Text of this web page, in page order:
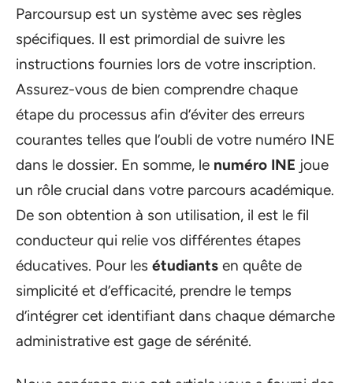
Parcoursup est un système avec ses règles
spécifiques. Il est primordial de suivre les
instructions fournies lors de votre inscription.
Assurez-vous de bien comprendre chaque
étape du processus afin d’éviter des erreurs
courantes telles que l’oubli de votre numéro INE
dans le dossier. En somme, le numéro INE joue
un rôle crucial dans votre parcours académique.
De son obtention à son utilisation, il est le fil
conducteur qui relie vos différentes étapes
éducatives. Pour les étudiants en quête de
simplicité et d’efficacité, prendre le temps
d’intégrer cet identifiant dans chaque démarche
administrative est gage de sérénité.